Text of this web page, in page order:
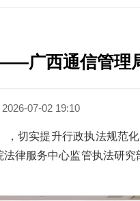
广西通信管理
07-02 19:10
切实提升行政执法规范
律服务中心监管执法研